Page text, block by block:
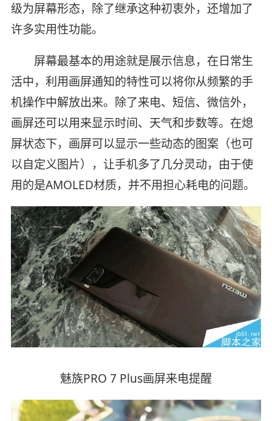
级为屏幕形态，除了继承这种初衷外，还增加了
许多实用性功能。
屏幕最基本的用途就是展示信息，在日常生
活中，利用画屏通知的特性可以将你从频繁的手
机操作中解放出来。除了来电、短信、微信外，
画屏还可以用来显示时间、天气和步数等。在熄
屏状态下，画屏可以显示一些动态的图案（也可
以自定义图片），让手机多了几分灵动，由于使
用的是AMOLED材质，并不用担心耗电的问题。
魅族PRO 7 Plus画屏来电提醒